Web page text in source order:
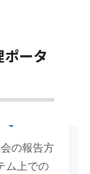
ータ
の報告方
ム上での